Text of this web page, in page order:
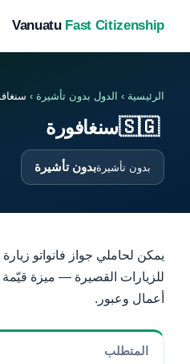
Vanuatu Fast Citizenship
الرئيسية › الدول بدون تأشيرة ›
🇸🇬سنغافورة
بدون تأشيرةبدون تأشيرة
يمكن لحاملي جواز فانواتو زيارة
للزيارات القصيرة — ميزة
أعمال وعبور.
المتطلب